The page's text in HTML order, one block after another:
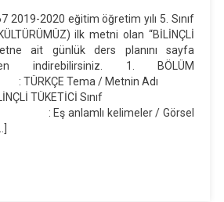
Sınıf
“BİLİNÇLİ
TÜKETİCİ”
Ders
2019-2020 eğitim öğretim yılı 5. Sınıf
ilk metni olan “BİLİNÇLİ
ait günlük ders planını sayfa
indirebilirsiniz. 1. BÖLÜM
Tema / Metnin Adı
/ BİLİNÇLİ TÜKETİCİ Sınıf
kelimeler / Görsel